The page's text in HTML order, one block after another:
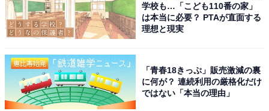
2. レアな縦キルトがスタイリッシュなダウン
学校も…「こども110番の家」
は本当に必要？ PTAが直面する
理想と現実
「青春18きっぷ」販売激減の裏
に何が？ 連続利用の厳格化だけ
ではない「本当の理由」